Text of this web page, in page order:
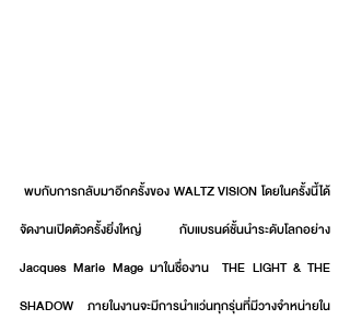
จัดงานเปิดตัวครั้งยิ่งใหญ่ กับแบรนด์ชั้นนำระดับโลกอย่าง
Jacques Marie Mage มาในชื่องาน ​ THE LIGHT & THE
SHADOW ภายในงานจะมีการนำแว่นทุกรุ่นที่มีวางจำหน่ายใน